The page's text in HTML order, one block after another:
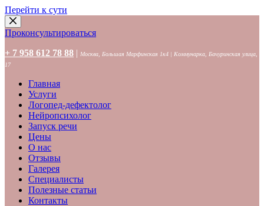
Перейти к сути
Проконсультироваться
+ 7 958 612 78 88 | Москва, Большая Марфинская 1к4 | Коммунарка, Бачуринская улица,
17
Главная
Услуги
Логопед-дефектолог
Нейропсихолог
Запуск речи
Цены
О нас
Отзывы
Галерея
Специалисты
Полезные статьи
Контакты